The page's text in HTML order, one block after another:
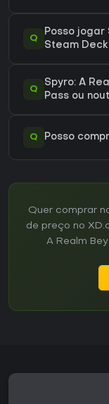
Q
Posso jogar
Steam
Q
Spyro: A
Pass ou
Q Posso
Quer comprar
de preço no
A Realm